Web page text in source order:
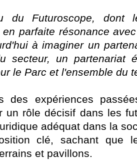
du Futuroscope, dont
parfaite résonance
à imaginer un
secteur, un partenariat
le Parc et l'ensemble du
des expériences
un rôle décisif dans les
adéquat dans la
clé, sachant que
et pavillons.